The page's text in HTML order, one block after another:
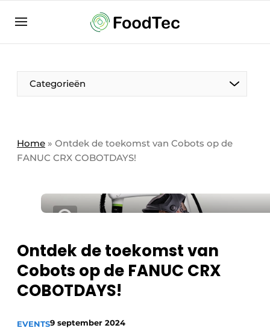
Bedrijven
Bedrijven
Direct contact
Eigen content aanleveren
Home
Nieuwsbrief
Podcasts
Privacy / Cookie statement
Vacatures
Categorieën
Home » Ontdek de toekomst van Cobots op de
FANUC CRX COBOTDAYS!
Ontdek de toekomst van
Cobots op de FANUC CRX
COBOTDAYS!
EVENTS9 september 2024